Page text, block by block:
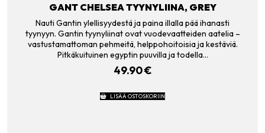
GANT CHELSEA TYYNYLIINA, GREY
Nauti Gantin ylellisyydestä ja paina illalla pää ihanasti
tyynyyn. Gantin tyynyliinat ovat vuodevaatteiden aatelia –
vastustamattoman pehmeitä, helppohoitoisia ja kestäviä.
Pitkäkuituinen egyptin puuvilla ja todella…
49.90€
LISÄÄ OSTOSKORIIN